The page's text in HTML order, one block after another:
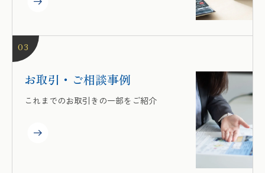
03
お取引・ご相談事例
これまでのお取引きの一部をご紹介